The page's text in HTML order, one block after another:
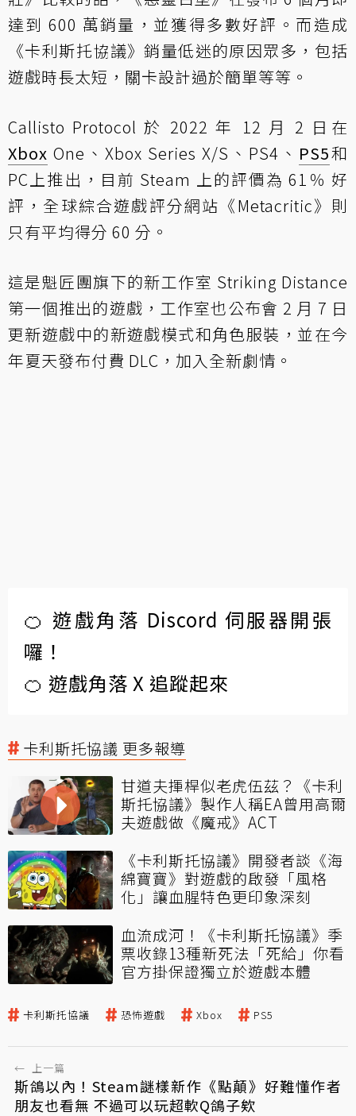
達到 600 萬銷量，並獲得多數好評。而造成
《卡利斯托協議》銷量低迷的原因眾多，包括
遊戲時長太短，關卡設計過於簡單等等。
Callisto Protocol 於 2022 年 12 月 2 日在
Xbox One、Xbox Series X/S、PS4、 PS5和
PC上推出，目前 Steam 上的評價為 61％ 好
評，全球綜合遊戲評分網站《Metacritic》則
只有平均得分 60 分。
這是魁匠團旗下的新工作室 Striking Distance
第一個推出的遊戲，工作室也公布會 2 月 7 日
更新遊戲中的新遊戲模式和角色服裝，並在今
年夏天發布付費 DLC，加入全新劇情。
🍊 遊戲角落 Discord 伺服器開張
囉！
🍊 遊戲角落 X 追蹤起來
卡利斯托協議 更多報導
甘道夫揮桿似老虎伍茲？《卡利
斯托協議》製作人稱EA曾用高爾
夫遊戲做《魔戒》ACT
《卡利斯托協議》開發者談《海
綿寶寶》對遊戲的啟發「風格
化」讓血腥特色更印象深刻
血流成河！《卡利斯托協議》季
票收錄13種新死法「死給」你看
官方掛保證獨立於遊戲本體
卡利斯托協議 恐怖遊戲 Xbox PS5
← 上一篇
斯鴿以內！Steam謎樣新作《點顛》好難懂作者
朋友也看無 不過可以玩超軟Q鴿子欸